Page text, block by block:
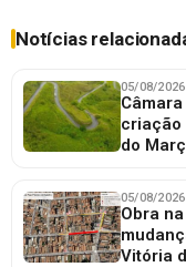
Notícias
05/08/2026
criação
do
05/08/2026
Obra
Vitória